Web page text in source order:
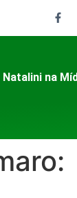
Natalini na